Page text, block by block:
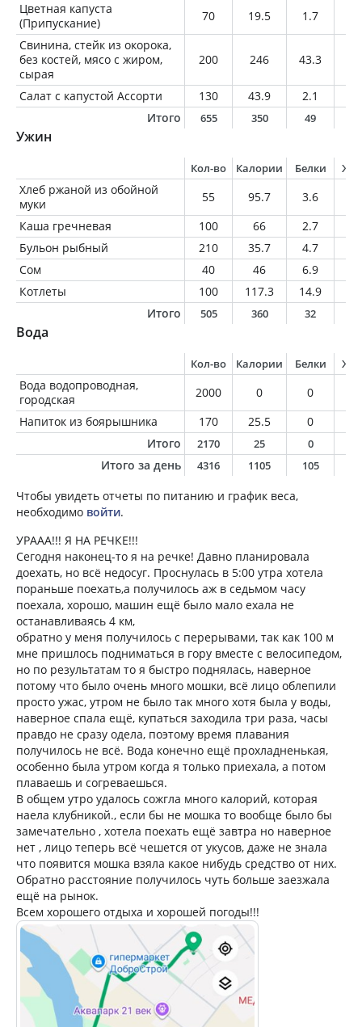
Цветная капуста
(Припускание)
70 19.5 1.7
Свинина, стейк из окорока,
без костей, мясо с жиром,
сырая
200 246 43.3
Салат с капустой Ассорти 130 43.9 2.1
Итого
655 350 49
Ужин
Кол-во Калории Белки
Хлеб ржаной из обойной
муки
55 95.7 3.6
Каша гречневая
100 66 2.7
Бульон рыбный
210 35.7 4.7
Сом
40 46 6.9
Котлеты
100 117.3 14.9
Итого
505 360 32
Вода
Кол-во Калории Белки
Вода водопроводная,
городская
2000 0 0
Напиток из боярышника
170 25.5 0
Итого
2170 25 0
Итого за день 4316 1105 105
Чтобы увидеть отчеты по питанию и график веса,
необходимо войти.
УРААА!!! Я НА РЕЧКЕ!!!
Сегодня наконец-то я на речке! Давно планировала
доехать, но всё недосуг. Проснулась в 5:00 утра хотела
пораньше поехать,а получилось аж в седьмом часу
поехала, хорошо, машин ещё было мало ехала не
останавливаясь 4 км,
обратно у меня получилось с перерывами, так как 100 м
мне пришлось подниматься в гору вместе с велосипедом,
но по результатам то я быстро поднялась, наверное
потому что было очень много мошки, всё лицо облепили
просто ужас, утром не было так много хотя была у воды,
наверное спала ещё, купаться заходила три раза, часы
правдо не сразу одела, поэтому время плавания
получилось не всё. Вода конечно ещё прохладненькая,
особенно была утром когда я только приехала, а потом
плаваешь и согреваешься.
В общем утро удалось сожгла много калорий, которая
наела клубникой., если бы не мошка то вообще было бы
замечательно , хотела поехать ещё завтра но наверное
нет , лицо теперь всё чешется от укусов, даже не знала
что появится мошка взяла какое нибудь средство от них.
Обратно расстояние получилось чуть больше заезжала
ещё на рынок.
Всем хорошего отдыха и хорошей погоды!!!